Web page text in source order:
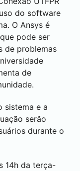
do software
O Ansys é
pode ser
de problemas
de
sistema e a
serão
durante o
14h da terça-